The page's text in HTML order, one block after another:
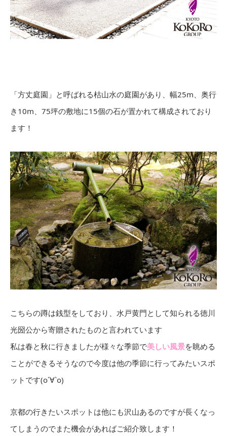
「方丈庭園」と呼ばれる枯山水の庭園があり、幅25m、奥行
き10m、75坪の敷地に15個の石が置かれて構成されており
ます！
こちらの蹲は銭型をしており、水戸黄門として知られる徳川
光圀公から寄贈されたものと言われています
私は春と秋に行きましたが様々な季節で美しい風景を眺める
ことができるそうなので今度は他の季節に行ってみたいスポ
ットです(о´∀`о)
京都の行きたいスポットは他にも沢山あるのですが長くなっ
てしまうのでまた機会があればご紹介致します！